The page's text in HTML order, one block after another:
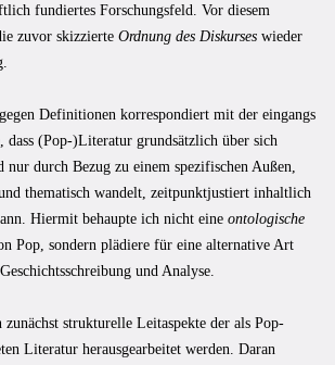
fundiertes Forschungsfeld. Vor diesem
zuvor skizzierte Ordnung des Diskurses wieder
gegen Definitionen korrespondiert mit der eingangs
dass (Pop-)Literatur grundsätzlich über sich
nur durch Bezug zu einem spezifischen Außen,
thematisch wandelt, zeitpunktjustiert inhaltlich
Hiermit behaupte ich nicht eine ontologische
Pop, sondern plädiere für eine alternative Art
und Analyse.
zunächst strukturelle Leitaspekte der als Pop-
Literatur herausgearbeitet werden. Daran